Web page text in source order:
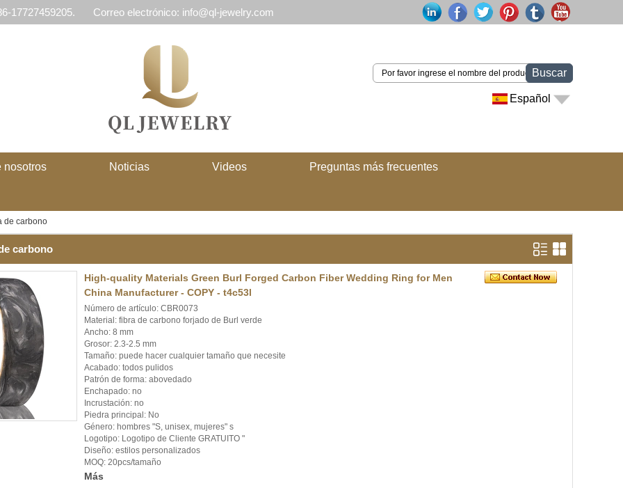
17727459205. Correo electrónico: info@ql-jewelry.com
Buscar
Español
nosotros Noticias Videos Preguntas más frecuentes
de carbono
carbono
High-quality Materials Green Burl Forged Carbon Fiber Wedding Ring for Men
China Manufacturer - COPY - t4c53l
Número de artículo: CBR0073
Material: fibra de carbono forjado de Burl verde
Ancho: 8 mm
Grosor: 2.3-2.5 mm
Tamaño: puede hacer cualquier tamaño que necesite
Acabado: todos pulidos
Patrón de forma: abovedado
Enchapado: no
Incrustación: no
Piedra principal: No
Género: hombres "S, unisex, mujeres" s
Logotipo: Logotipo de Cliente GRATUITO "
Diseño: estilos personalizados
MOQ: 20pcs/tamaño
Más